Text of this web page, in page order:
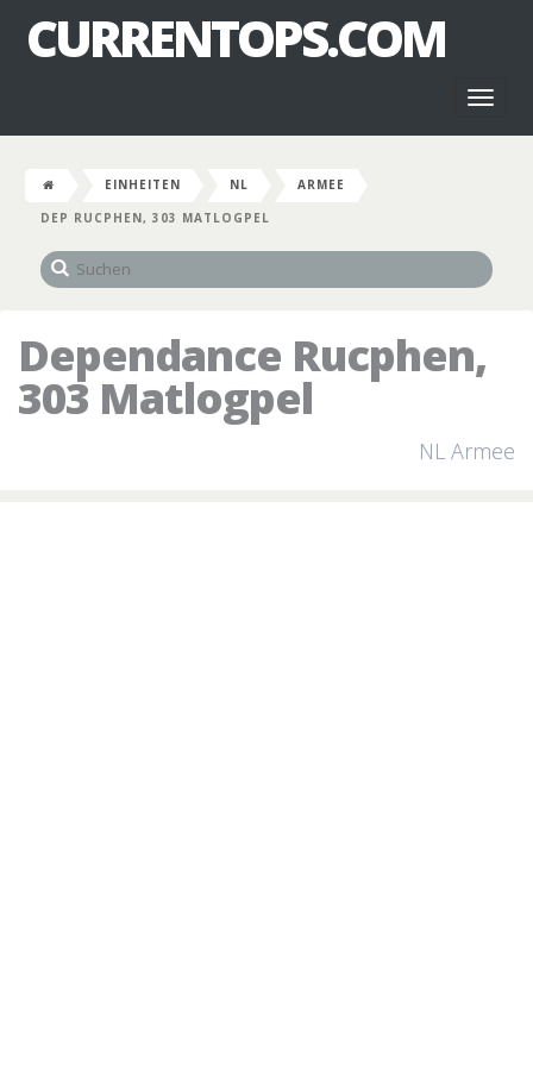
CURRENTOPS.COM
EINHEITEN NL
ARMEE
DEP RUCPHEN, 303 MATLOGPEL
Dependance Rucphen,
303 Matlogpel
NL Armee